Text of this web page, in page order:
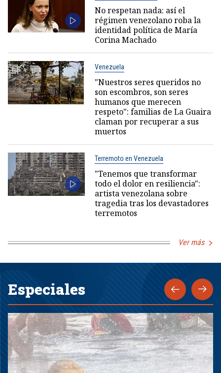
No respetan nada: así el
régimen venezolano roba la
identidad política de María
Corina Machado
Venezuela
"Nuestros seres queridos no
son escombros, son seres
humanos que merecen
respeto": familias de La Guaira
claman por recuperar a sus
muertos
Terremoto en Venezuela
"Tenemos que transformar
todo el dolor en resiliencia":
artista venezolana sobre
tragedia tras los devastadores
terremotos
Ver más
Especiales